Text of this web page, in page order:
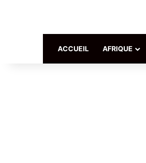
ACCUEIL AFRIQUE